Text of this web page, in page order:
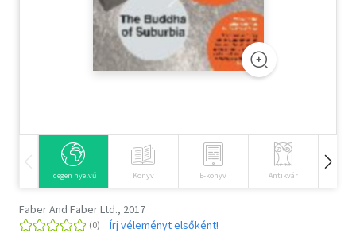
Társadalomtudomány
Természettudomány
Idegen nyelvű Könyv E-könyv Antikvár
Faber And Faber Ltd., 2017
Írj véleményt elsőként!